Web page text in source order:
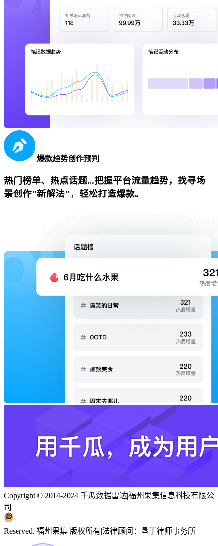
爆款趋势创作预判
热门榜单、热点话题...把握平台流量趋势，找寻场
景创作"新解法"，轻松打造爆款。
Copyright © 2014-2024 千瓜数据雷达|福州果集信息科技有限公
司
|
Reserved. 福州果集 版权所有|法律顾问：垦丁律师事务所